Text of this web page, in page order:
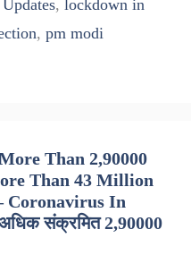
, lockdown in
, pm modi
Than 2,90000
Than 43 Million
Coronavirus In
संक्रमित 2,90000